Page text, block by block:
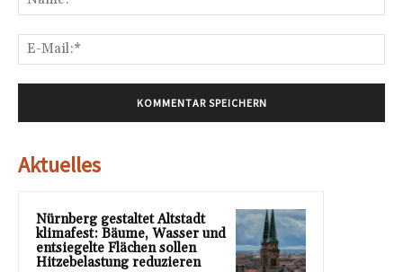
Aktuelles
Nürnberg gestaltet Altstadt
klimafest: Bäume, Wasser und
entsiegelte Flächen sollen
Hitzebelastung reduzieren